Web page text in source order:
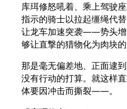
库珥修怒吼着、乘上驾驶
指示的骑士以拉起缰绳代
让龙车加速突袭――势头增
够让直撃的猎物化为肉块的
那是毫无偏差地、正面逮
没有行动的打算。就这样
体要因冲击而撕裂――。